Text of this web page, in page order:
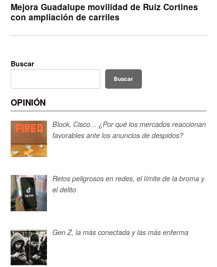
Mejora Guadalupe movilidad de Ruiz Cortines
con ampliación de carriles
Buscar
Buscar
OPINIÓN
Block, Cisco… ¿Por qué los mercados reaccionan
favorables ante los anuncios de despidos?
Retos peligrosos en redes, el límite de la broma y
el delito
Gen Z, la más conectada y las más enferma